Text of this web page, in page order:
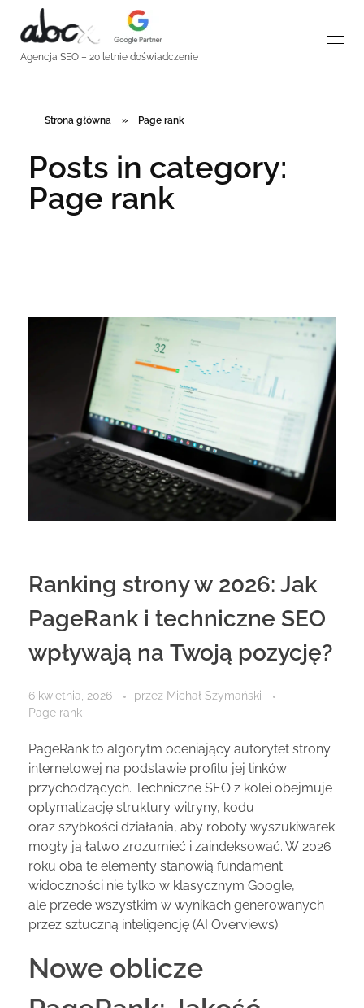
abcx - pozycjonowanie stron
Agencja SEO
Agencja SEO – 20 letnie doświadczenie
Strona główna » Page rank
Posts in category:
Page rank
Ranking strony w 2026: Jak
PageRank i techniczne SEO
wpływają na Twoją pozycję?
6 kwietnia, 2026 przez Michał Szymański
Page rank
PageRank to algorytm oceniający autorytet strony
internetowej na podstawie profilu jej linków
przychodzących. Techniczne SEO z kolei obejmuje
optymalizację struktury witryny, kodu
oraz szybkości działania, aby roboty wyszukiwarek
mogły ją łatwo zrozumieć i zaindeksować. W 2026
roku oba te elementy stanowią fundament
widoczności nie tylko w klasycznym Google,
ale przede wszystkim w wynikach generowanych
przez sztuczną inteligencję (AI Overviews).
Nowe oblicze